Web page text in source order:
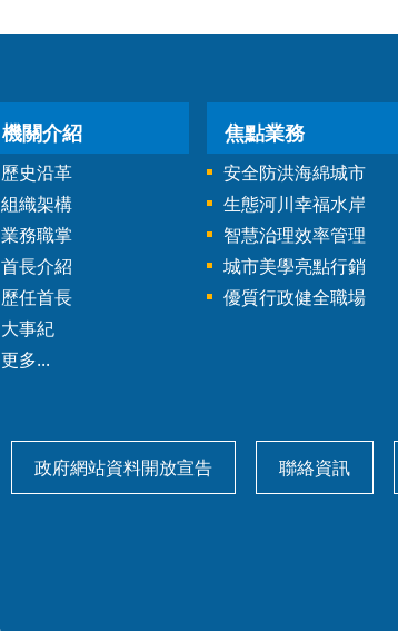
機關介紹
歷史沿革
組織架構
業務職掌
首長介紹
歷任首長
大事紀
更多...
焦點業務
安全防洪海綿城市
生態河川幸福水岸
智慧治理效率管理
城市美學亮點行銷
優質行政健全職場
政府網站資料開放宣告 聯絡資訊